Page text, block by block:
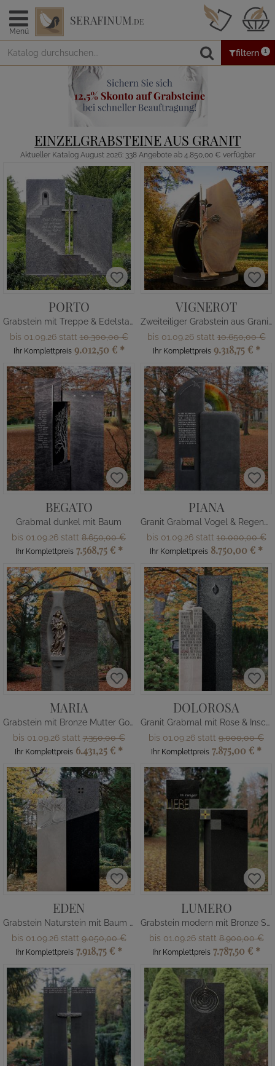
Menü
SERAFINUM.DE
filtern 1
EINZELGRABSTEINE AUS GRANIT
Aktueller Katalog August 2026: 338 Angebote ab 4.850,00 € verfügbar
PORTO
Grabstein mit Treppe & Edelstahl Kreuz
bis 01.09.26 statt10.300,00 €
Ihr Komplettpreis 9.012,50 € *
VIGNEROT
Zweiteiliger Grabstein aus Granit & Quarzit mit Bronze Lebensbaum
bis 01.09.26 statt10.650,00 €
Ihr Komplettpreis 9.318,75 € *
BEGATO
Grabmal dunkel mit Baum
bis 01.09.26 statt 8.650,00 €
Ihr Komplettpreis 7.568,75 € *
PIANA
Granit Grabmal Vogel & Regenbogen Glas
bis 01.09.26 statt10.000,00 €
Ihr Komplettpreis 8.750,00 € *
MARIA
Grabstein mit Bronze Mutter Gottes
bis 01.09.26 statt7.350,00 €
Ihr Komplettpreis 6.431,25 € *
DOLOROSA
Granit Grabmal mit Rose & Inschrift
bis 01.09.26 statt 9.000,00 €
Ihr Komplettpreis 7.875,00 € *
EDEN
Grabstein Naturstein mit Baum Relief
bis 01.09.26 statt9.050,00 €
Ihr Komplettpreis 7.918,75 € *
LUMERO
Grabstein modern mit Bronze Schrift
bis 01.09.26 statt8.900,00 €
Ihr Komplettpreis 7.787,50 € *